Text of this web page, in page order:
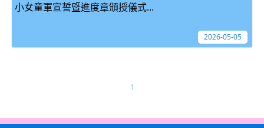
小女童軍宣誓暨進度章頒授儀式...
2026-05-05
1